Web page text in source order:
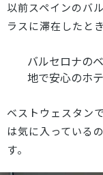
以前スペインのバ
ラスに滞在したと
バルセロナの
地で安心のホ
ベストウェスタン
は気に入っている
す。